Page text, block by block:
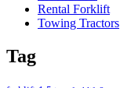
Rental Forklift
Towing Tractors
Tag